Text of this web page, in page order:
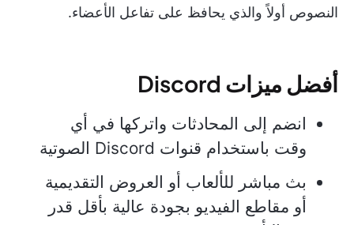
النصوص أولاً والذي يحافظ على تفاعل الأعضاء.
أفضل ميزات Discord
انضم إلى المحادثات واتركها في أي
وقت باستخدام قنوات Discord الصوتية
بث مباشر للألعاب أو العروض التقديمية
أو مقاطع الفيديو بجودة عالية بأقل قدر